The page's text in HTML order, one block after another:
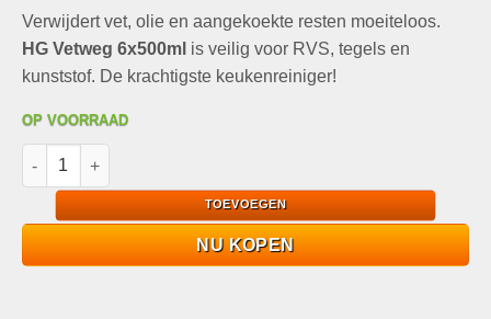
waarderingenwas:
€34,95.
is:
€17,70.
Verwijdert vet, olie en aangekoekte resten moeiteloos.
HG Vetweg 6x500ml is veilig voor RVS, tegels en
kunststof. De krachtigste keukenreiniger!
OP VOORRAAD
HG Vetweg 6x500ml De krachtpatser tegen keukenvet aantal
TOEVOEGEN
NU KOPEN